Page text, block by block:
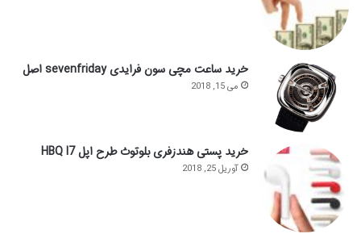
خرید ساعت مچی سون فرایدی sevenfriday اصل
می 15, 2018
خرید پستی هندزفری بلوتوث طرح اپل HBQ I7
آوریل 25, 2018